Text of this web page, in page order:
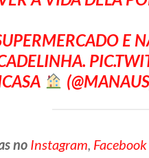
E
no Instagram, Facebook